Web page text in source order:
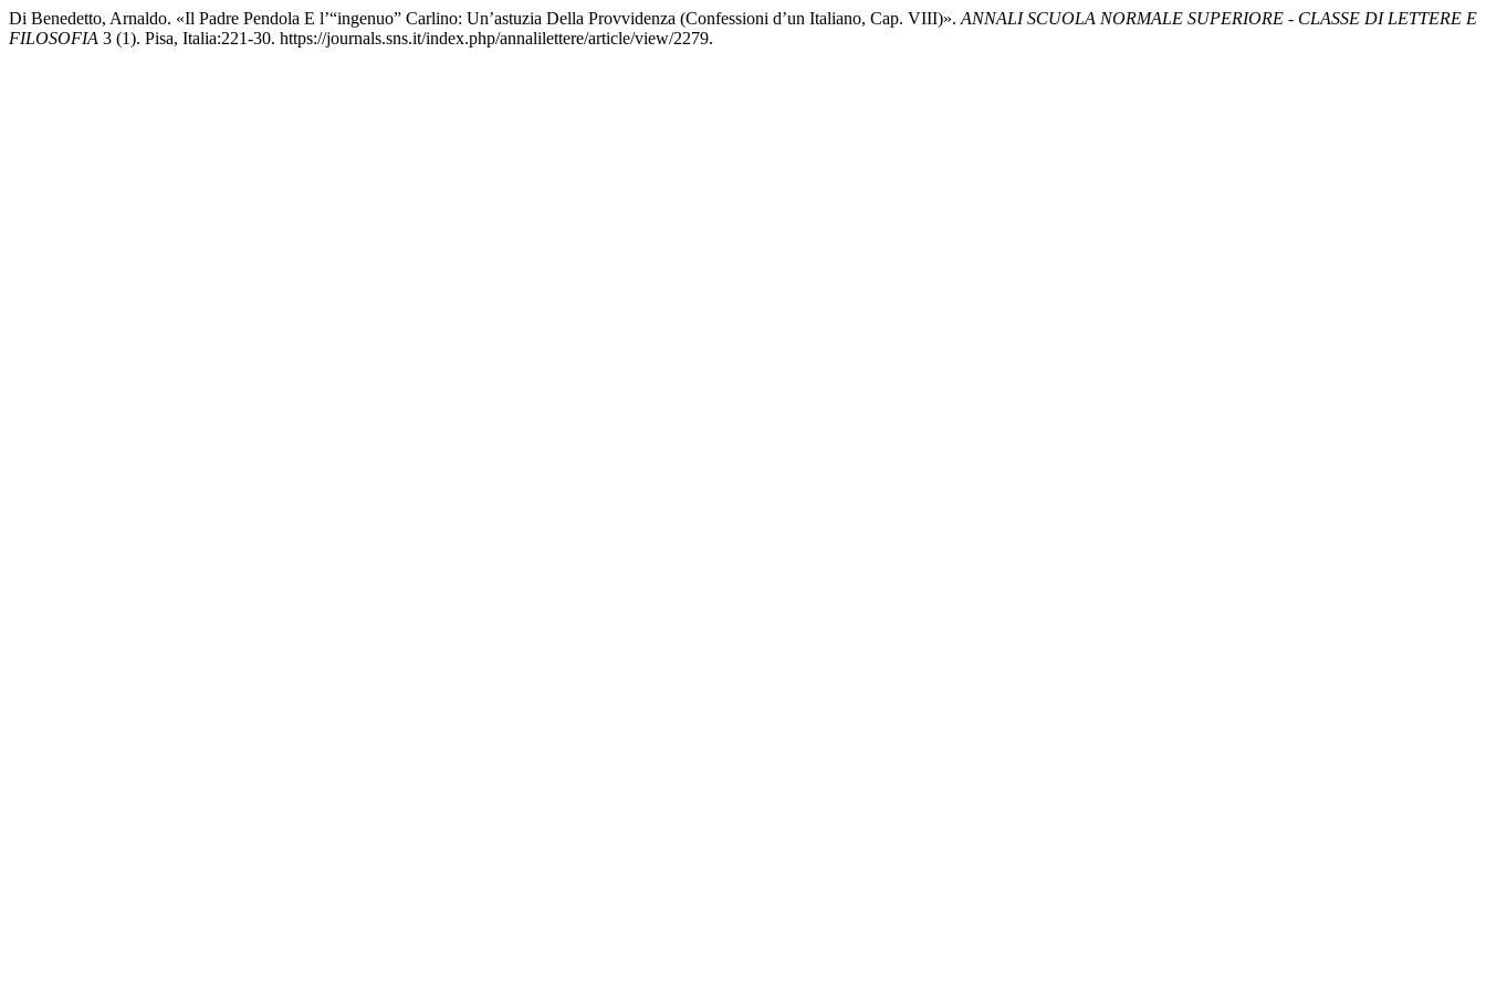
Di Benedetto, Arnaldo. «Il Padre Pendola E l’“ingenuo” Carlino: Un’astuzia Della Provvidenza (Confessioni d’un Italiano, Cap. VIII)». ANNALI SCUOLA NORMALE SUPERIORE - CLASSE DI LETTERE E
FILOSOFIA 3 (1). Pisa, Italia:221-30. https://journals.sns.it/index.php/annalilettere/article/view/2279.